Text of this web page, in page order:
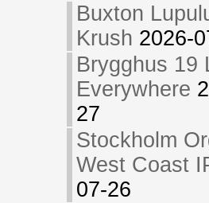
Buxton
Krush 2026-
Brygghus 19
Everywhere
27
Stockholm
West Coast
07-26